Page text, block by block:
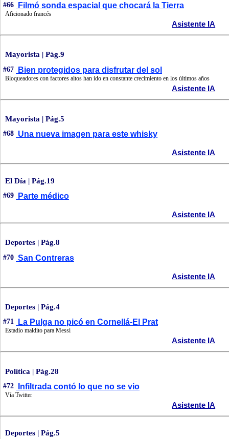
#66 Filmó sonda espacial que chocará la Tierra
Aficionado francés
Asistente IA
Mayorista | Pág.9
#67 Bien protegidos para disfrutar del sol
Bloqueadores con factores altos han ido en constante crecimiento en los últimos años
Asistente IA
Mayorista | Pág.5
#68 Una nueva imagen para este whisky
Asistente IA
El Día | Pág.19
#69 Parte médico
Asistente IA
Deportes | Pág.8
#70 San Contreras
Asistente IA
Deportes | Pág.4
#71 La Pulga no picó en Cornellá-El Prat
Estadio maldito para Messi
Asistente IA
Política | Pág.28
#72 Infiltrada contó lo que no se vio
Vía Twitter
Asistente IA
Deportes | Pág.5